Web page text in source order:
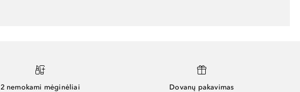
2 nemokami mėginėliai Dovanų pakavimas